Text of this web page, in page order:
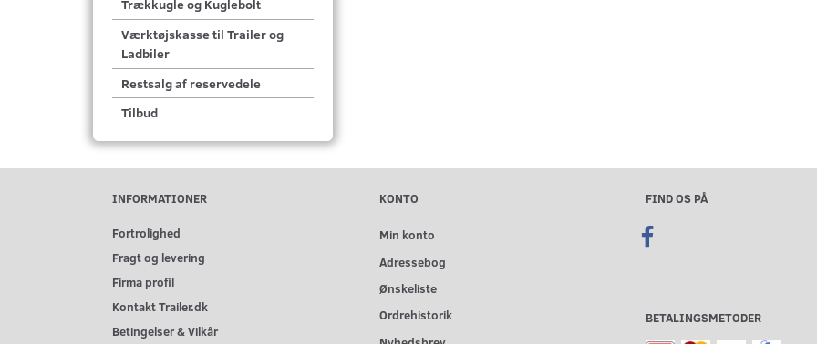
Trækkugle og Kuglebolt
Værktøjskasse til Trailer og
Ladbiler
Restsalg af reservedele
Tilbud
INFORMATIONER
Fortrolighed
Fragt og levering
Firma profil
Kontakt Trailer.dk
Betingelser & Vilkår
KONTO
Min konto
Adressebog
Ønskeliste
Ordrehistorik
FIND OS PÅ
BETALINGSMETODER